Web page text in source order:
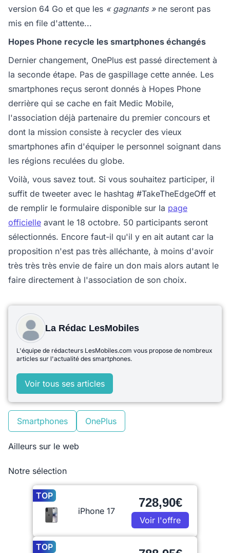
version 64 Go et que les « gagnants »ne seront pas
mis en file d'attente...
Hopes Phone recycle les smartphones échangés
Dernier changement, OnePlus est passé directement à
la seconde étape. Pas de gaspillage cette année. Les
smartphones reçus seront donnés à Hopes Phone
derrière qui se cache en fait Medic Mobile,
l'association déjà partenaire du premier concours et
dont la mission consiste à recycler des vieux
smartphones afin d'équiper le personnel soignant dans
les régions reculées du globe.
Voilà, vous savez tout. Si vous souhaitez participer, il
suffit de tweeter avec le hashtag #TakeTheEdgeOff et
de remplir le formulaire disponible sur la page
officielle avant le 18 octobre. 50 participants seront
sélectionnés. Encore faut-il qu'il y en ait autant car la
proposition n'est pas très alléchante, à moins d'avoir
très très très envie de faire un don mais alors autant le
faire directement à l'association de son choix.
La Rédac LesMobiles
L'équipe de rédacteurs LesMobiles.com vous propose de nombreux
articles sur l'actualité des smartphones.
Voir tous ses articles
Smartphones OnePlus
Ailleurs sur le web
Notre sélection
TOP
iPhone 17
728,90€
Voir l'offre
TOP